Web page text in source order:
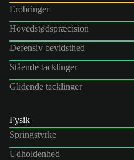
Erobringer
Hovedstødspræcision
Defensiv bevidsthed
Stående tacklinger
Glidende tacklinger
Fysik
Springstyrke
Udholdenhed